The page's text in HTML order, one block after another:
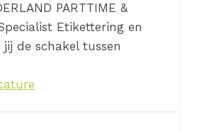
PARTTIME &
Etikettering en
de schakel tussen